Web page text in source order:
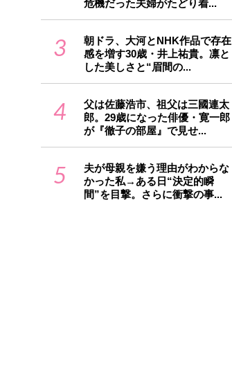
危機だった夫婦がたどり着...
3
朝ドラ、大河とNHK作品で存在
感を増す30歳・井上祐貴。凛と
した美しさと“眉間の...
4
父は佐藤浩市、祖父は三國連太
郎。29歳になった俳優・寛一郎
が『徹子の部屋』で見せ...
5
夫が母親を嫌う理由がわからな
かった私→ある日“決定的瞬
間”を目撃。さらに衝撃の事...